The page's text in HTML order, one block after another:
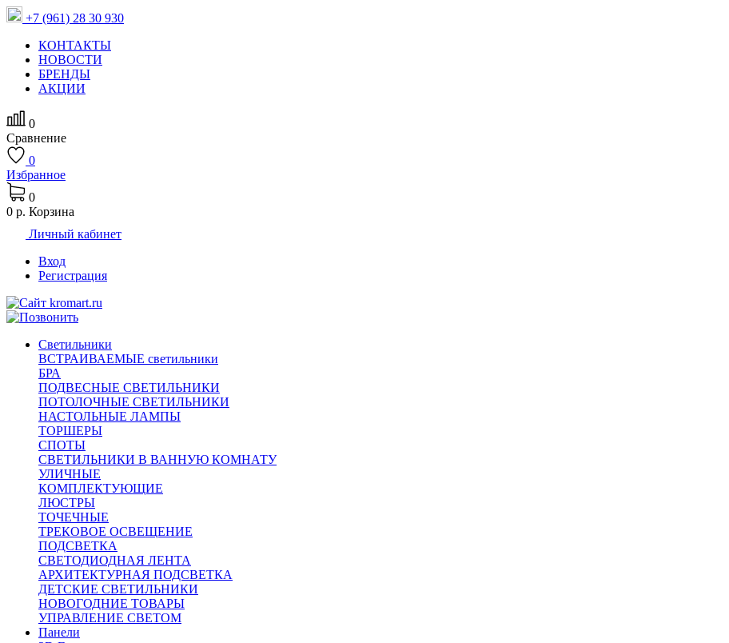
+7 (961) 28 30 930
КОНТАКТЫ
НОВОСТИ
БРЕНДЫ
АКЦИИ
0
Сравнение
0
Избранное
0
0 р. Корзина
Личный кабинет
Вход
Регистрация
Светильники
ВСТРАИВАЕМЫЕ светильники
БРА
ПОДВЕСНЫЕ СВЕТИЛЬНИКИ
ПОТОЛОЧНЫЕ СВЕТИЛЬНИКИ
НАСТОЛЬНЫЕ ЛАМПЫ
ТОРШЕРЫ
СПОТЫ
СВЕТИЛЬНИКИ В ВАННУЮ КОМНАТУ
УЛИЧНЫЕ
КОМПЛЕКТУЮЩИЕ
ЛЮСТРЫ
ТОЧЕЧНЫЕ
ТРЕКОВОЕ ОСВЕЩЕНИЕ
ПОДСВЕТКА
СВЕТОДИОДНАЯ ЛЕНТА
АРХИТЕКТУРНАЯ ПОДСВЕТКА
ДЕТСКИЕ СВЕТИЛЬНИКИ
НОВОГОДНИЕ ТОВАРЫ
УПРАВЛЕНИЕ СВЕТОМ
Панели